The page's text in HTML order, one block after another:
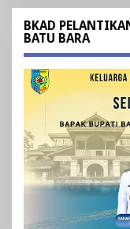
BKAD
BATU BARA